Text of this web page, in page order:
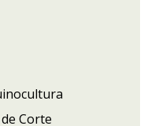
Corte